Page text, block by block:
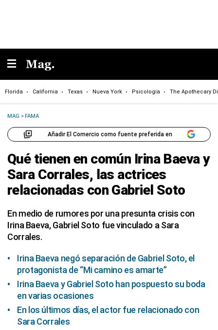
Florida California Texas Nueva York Psicología The Apothecary
MAG >FAMA
Añadir El Comercio como fuente preferida en
Qué tienen en común Irina Baeva y
Sara Corrales, las actrices
relacionadas con Gabriel Soto
En medio de rumores por una presunta crisis con
Irina Baeva, Gabriel Soto fue vinculado a Sara
Corrales.
Irina Baeva negó separación de Gabriel Soto, el
protagonista de “Mi camino es amarte”
Irina Baeva y Gabriel Soto han pospuesto su boda
en varias ocasiones
En los últimos días, el actor fue relacionado con
Sara Corrales